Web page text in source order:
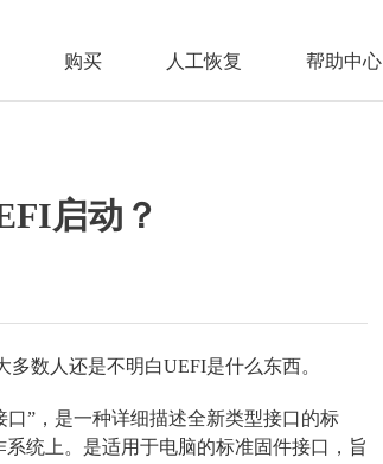
购买 人工恢复 帮助中心
启动？
数人还是不明白UEFI是什么东西。
口”，是一种详细描述全新类型接口的标
统上。是适用于电脑的标准固件接口，旨